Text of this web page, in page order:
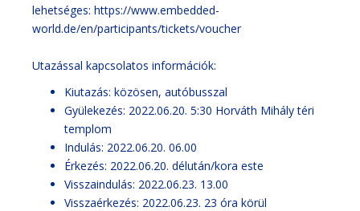
lehetséges: https://www.embedded-
world.de/en/participants/tickets/voucher
Utazással kapcsolatos információk:
Kiutazás: közösen, autóbusszal
Gyülekezés: 2022.06.20. 5:30 Horváth Mihály téri
templom
Indulás: 2022.06.20. 06.00
Érkezés: 2022.06.20. délután/kora este
Visszaindulás: 2022.06.23. 13.00
Visszaérkezés: 2022.06.23. 23 óra körül